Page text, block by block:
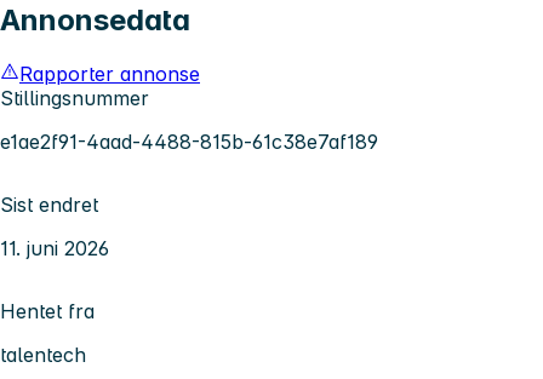
Annonsedata
Rapporter annonse
Stillingsnummer
e1ae2f91-4aad-4488-815b-61c38e7af189
Sist endret
11. juni 2026
Hentet fra
talentech